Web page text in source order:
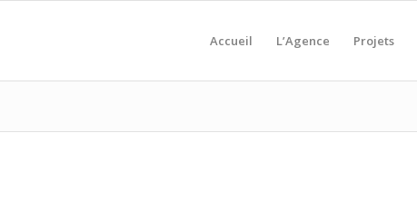
Accueil L’Agence Projets